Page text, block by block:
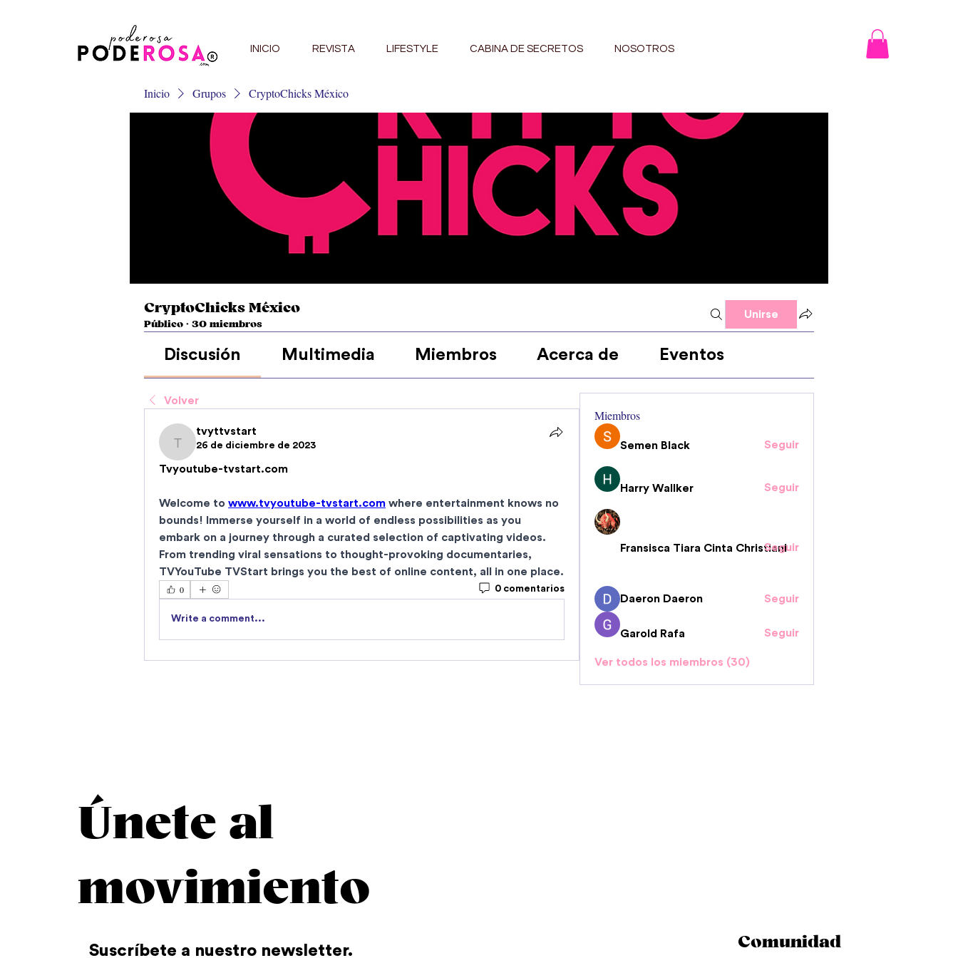
INICIO REVISTA LIFESTYLE CABINA DE SECRETOS NOSOTROS
Inicio Grupos CryptoChicks México
CryptoChicks México
Público · 30 miembros
Unirse
Discusión Multimedia Miembros Acerca de Eventos
Volver
tvyttvstart
tvyttvstart
26 de diciembre de 2023
Tvyoutube-tvstart.com
Welcome to www.tvyoutube-tvstart.com where entertainment knows no
bounds! Immerse yourself in a world of endless possibilities as you
embark on a journey through a curated selection of captivating videos.
From trending viral sensations to thought-provoking documentaries,
0
0 comentarios
Write a comment...
Miembros
Semen Black Seguir
Harry Wallker Seguir
Fransisca Tiara Cinta Christiani
Seguir
Daeron Daeron Seguir
Garold Rafa Seguir
Ver todos los miembros (30)
Únete al
movimiento
Suscríbete a nuestro newsletter. Comunidad